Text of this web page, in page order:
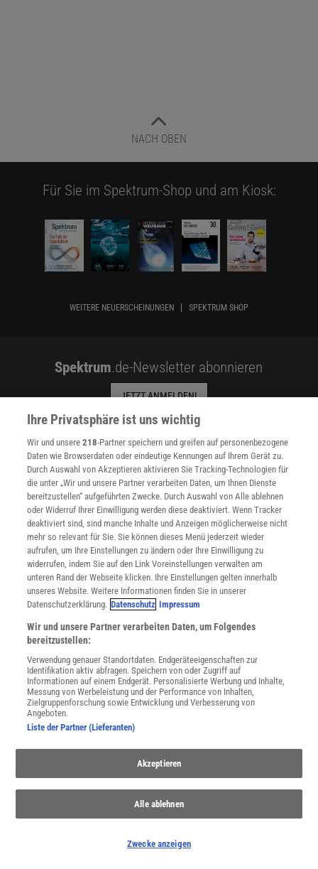
NACH OBEN
Für Sie im Spektrum-Shop und am Kiosk:
WEITERE NEUERSCHEINUNGEN SPEKTRUM SHOP
Spektrum.de-Newsletter abonnieren
JETZT ANMELDEN!
Sie können unsere Newsletter jederzeit wieder abbestellen. Infos zu unserem Umgang
SERVICES
Newsletter
Kontakt
Spektrum Shop
Im Handel kaufen
Presse
Verträge kündigen
Widerruf
INFO
Mediadaten
Datenschutz
Nutzungsbedingungen
Cookie-Einstellungen
Utiq verwalten
Nutzungsbasierte Onlinewerbung
Alle Artikel
Impressum
Angebote für Schulen
Angebote für Institutionen
Sprachen lernen mit Gymglish
Für Spektrum schreiben
Ihre Privatsphäre ist uns wichtig
Wir und unsere218-Partner speichern und greifen auf personenbezogene
Daten wie Browserdaten oder eindeutige Kennungen auf Ihrem Gerät zu.
Durch Auswahl von Akzeptieren aktivieren Sie Tracking-Technologien für
die unter „Wir und unsere Partner verarbeiten Daten, um Ihnen Dienste
bereitzustellen“ aufgeführten Zwecke. Durch Auswahl von Alle ablehnen
oder Widerruf Ihrer Einwilligung werden diese deaktiviert. Wenn Tracker
deaktiviert sind, sind manche Inhalte und Anzeigen möglicherweise nicht
mehr so relevant für Sie. Sie können dieses Menü jederzeit wieder
aufrufen, um Ihre Einstellungen zu ändern oder Ihre Einwilligung zu
widerrufen, indem Sie auf den Link Voreinstellungen verwalten am
unteren Rand der Webseite klicken. Ihre Einstellungen gelten innerhalb
unseres Website. Weitere Informationen finden Sie in unserer
Datenschutzerklärung. Datenschutz Impressum
Wir und unsere Partner verarbeiten Daten, um Folgendes
bereitzustellen:
Verwendung genauer Standortdaten. Endgeräteeigenschaften zur
Identifikation aktiv abfragen. Speichern von oder Zugriff auf
Informationen auf einem Endgerät. Personalisierte Werbung und Inhalte,
Messung von Werbeleistung und der Performance von Inhalten,
Zielgruppenforschung sowie Entwicklung und Verbesserung von
Angeboten.
Liste der Partner (Lieferanten)
Akzeptieren
Alle ablehnen
Zwecke anzeigen